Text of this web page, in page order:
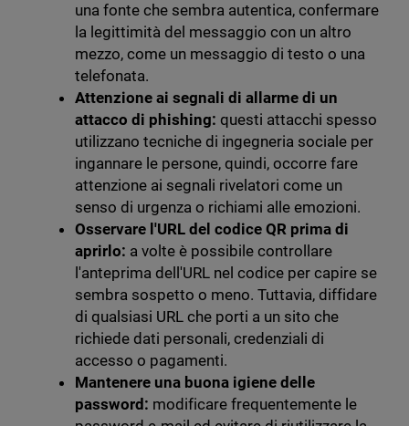
una fonte che sembra autentica, confermare
la legittimità del messaggio con un altro
mezzo, come un messaggio di testo o una
telefonata.
Attenzione ai segnali di allarme di un
attacco di phishing: questi attacchi spesso
utilizzano tecniche di ingegneria sociale per
ingannare le persone, quindi, occorre fare
attenzione ai segnali rivelatori come un
senso di urgenza o richiami alle emozioni.
Osservare l'URL del codice QR prima di
aprirlo: a volte è possibile controllare
l'anteprima dell'URL nel codice per capire se
sembra sospetto o meno. Tuttavia, diffidare
di qualsiasi URL che porti a un sito che
richiede dati personali, credenziali di
accesso o pagamenti.
Mantenere una buona igiene delle
password: modificare frequentemente le